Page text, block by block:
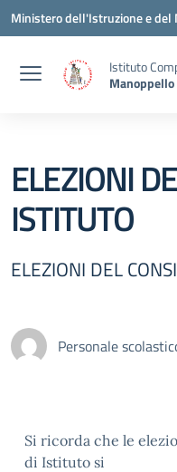
Vai ai contenuti
Vai al menu di navigazione
Vai al footer
Ministero dell'Istruzione e del
Istituto
Manoppello
ELEZIONI
ISTITUTO
ELEZIONI DEL
Personale
Si ricorda che le
di Istituto si